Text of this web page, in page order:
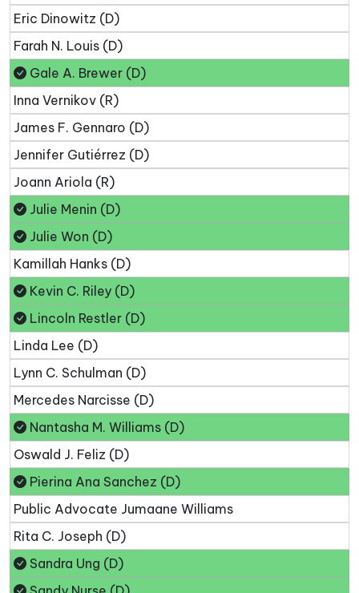
Eric Dinowitz (D)
Farah N. Louis (D)
Gale A. Brewer (D)
Inna Vernikov (R)
James F. Gennaro (D)
Jennifer Gutiérrez (D)
Joann Ariola (R)
Julie Menin (D)
Julie Won (D)
Kamillah Hanks (D)
Kevin C. Riley (D)
Lincoln Restler (D)
Linda Lee (D)
Lynn C. Schulman (D)
Mercedes Narcisse (D)
Nantasha M. Williams (D)
Oswald J. Feliz (D)
Pierina Ana Sanchez (D)
Public Advocate Jumaane Williams
Rita C. Joseph (D)
Sandra Ung (D)